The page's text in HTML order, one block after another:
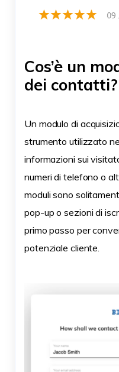
Cos’è un
dei contatti?
Un modulo di
strumento utilizzato
informazioni sui
numeri di telefono o
moduli sono
pop-up o sezioni di
primo passo per
potenziale cliente.